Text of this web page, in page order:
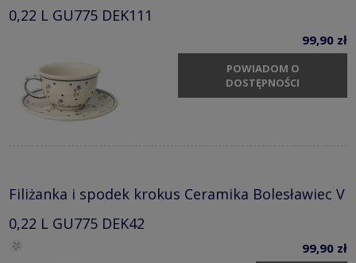
0,22 L GU775 DEK111
99,90 zł
POWIADOM O
DOSTĘPNOŚCI
Filiżanka i spodek krokus Ceramika Bolesławiec V
0,22 L GU775 DEK42
99,90 zł